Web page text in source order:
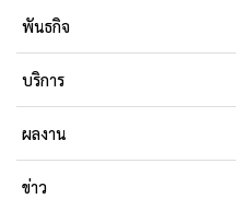
พันธกิจ
บริการ
ผลงาน
ข่าว